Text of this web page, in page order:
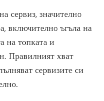
сервиз, значително
включително ъгъла на
на топката и
Правилният хват
сервизите си